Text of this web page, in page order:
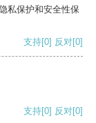
私保护和安全性保
支持[0] 反对[0]
支持[0] 反对[0]